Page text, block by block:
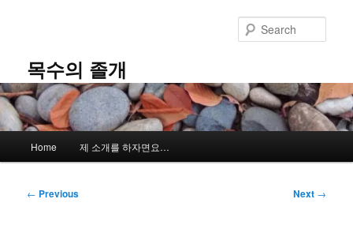
content목수의 졸개
Home 제 소개를 하자면요…
Post
← Previous Next →